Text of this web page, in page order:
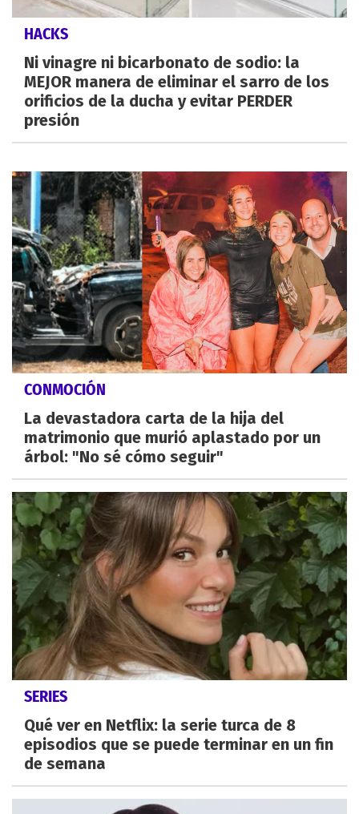
HACKS
Ni vinagre ni bicarbonato de sodio: la
MEJOR manera de eliminar el sarro de los
orificios de la ducha y evitar PERDER
presión
CONMOCIÓN
La devastadora carta de la hija del
matrimonio que murió aplastado por un
árbol: "No sé cómo seguir"
SERIES
Qué ver en Netflix: la serie turca de 8
episodios que se puede terminar en un fin
de semana